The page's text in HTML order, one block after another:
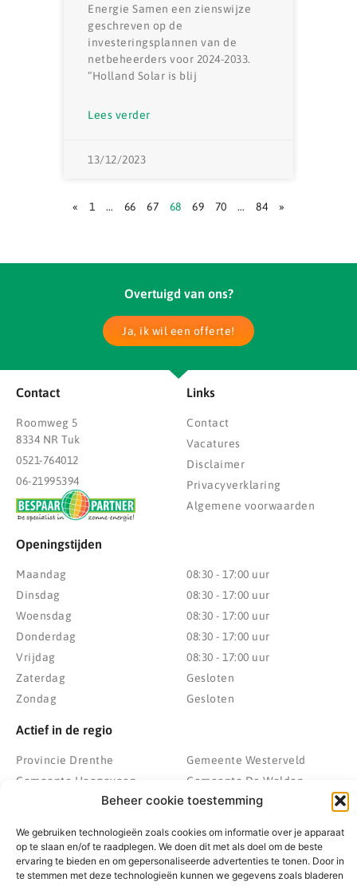
Beheer cookie toestemming
We gebruiken technologieën zoals cookies om informatie over je apparaat
op te slaan en/of te raadplegen. We doen dit met als doel om de beste
ervaring te bieden en om gepersonaliseerde advertenties te tonen. Door in
te stemmen met deze technologieën kunnen we gegevens zoals bladeren
Energie Samen een zienswijze
geschreven op de
investeringsplannen van de
netbeheerders voor 2024-2033.
“Holland Solar is blij
Lees verder
13/12/2023
« 1 … 66 67 68 69 70 … 84 »
Overtuigd van ons?
Ja, ik wil een offerte!
Contact
Roomweg 5
8334 NR Tuk
0521-764012
06-21995394
Links
Contact
Vacatures
Disclaimer
Privacyverklaring
Algemene voorwaarden
Openingstijden
Maandag
Dinsdag
Woensdag
Donderdag
Vrijdag
Zaterdag
Zondag
08:30 - 17:00 uur
08:30 - 17:00 uur
08:30 - 17:00 uur
08:30 - 17:00 uur
08:30 - 17:00 uur
Gesloten
Gesloten
Actief in de regio
Provincie Drenthe
Gemeente Hoogeveen
Gemeente Meppel
Gemeente Noordenveld
Gemeente Noordoostpolder
Gemeente Westerveld
Gemeente De Wolden
Zwolle
Kampen
Emmeloord